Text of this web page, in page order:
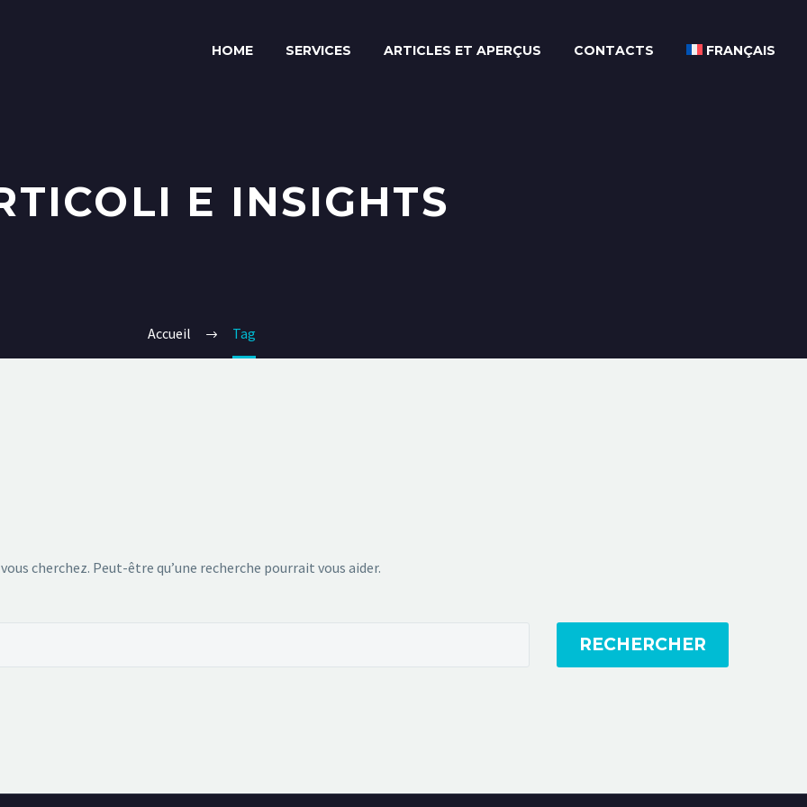
HOME SERVICES ARTICLES ET APERÇUS CONTACTS FRANÇAIS
E INSIGHTS
Accueil Tag
cherchez. Peut-être qu’une recherche pourrait vous aider.
RECHERCHER